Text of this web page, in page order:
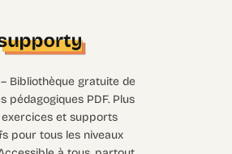
Bibliothèque gratuite de
pédagogiques PDF. Plus
exercices et supports
pour tous les niveaux